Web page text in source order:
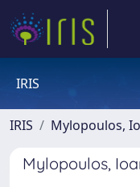
IRIS
IRIS Mylopoulos,
Mylopoulos,